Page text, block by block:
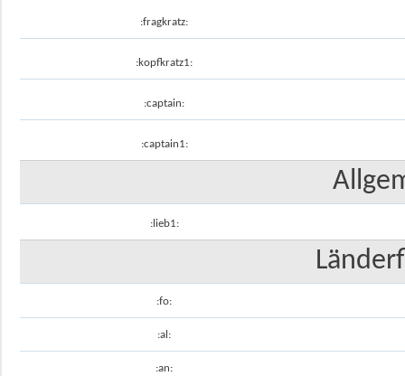
:fragkratz:
:kopfkratz1:
:captain:
:captain1:
:lieb1:
:fo:
:al:
:an: